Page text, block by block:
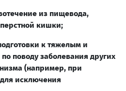
из пищевода,
кишки;
к тяжелым и
поводу заболевания других
(например, при
исключения